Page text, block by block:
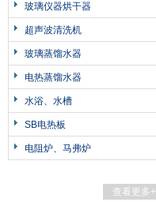
玻璃仪器烘干器
超声波清洗机
玻璃蒸馏水器
电热蒸馏水器
水浴、水槽
SB电热板
电阻炉、马弗炉
查看更多+